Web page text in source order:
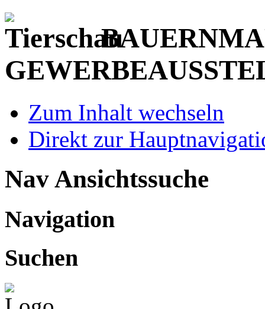
Zum Inhalt wechseln
Direkt zur
Nav Ansichtssuche
Navigation
Suchen